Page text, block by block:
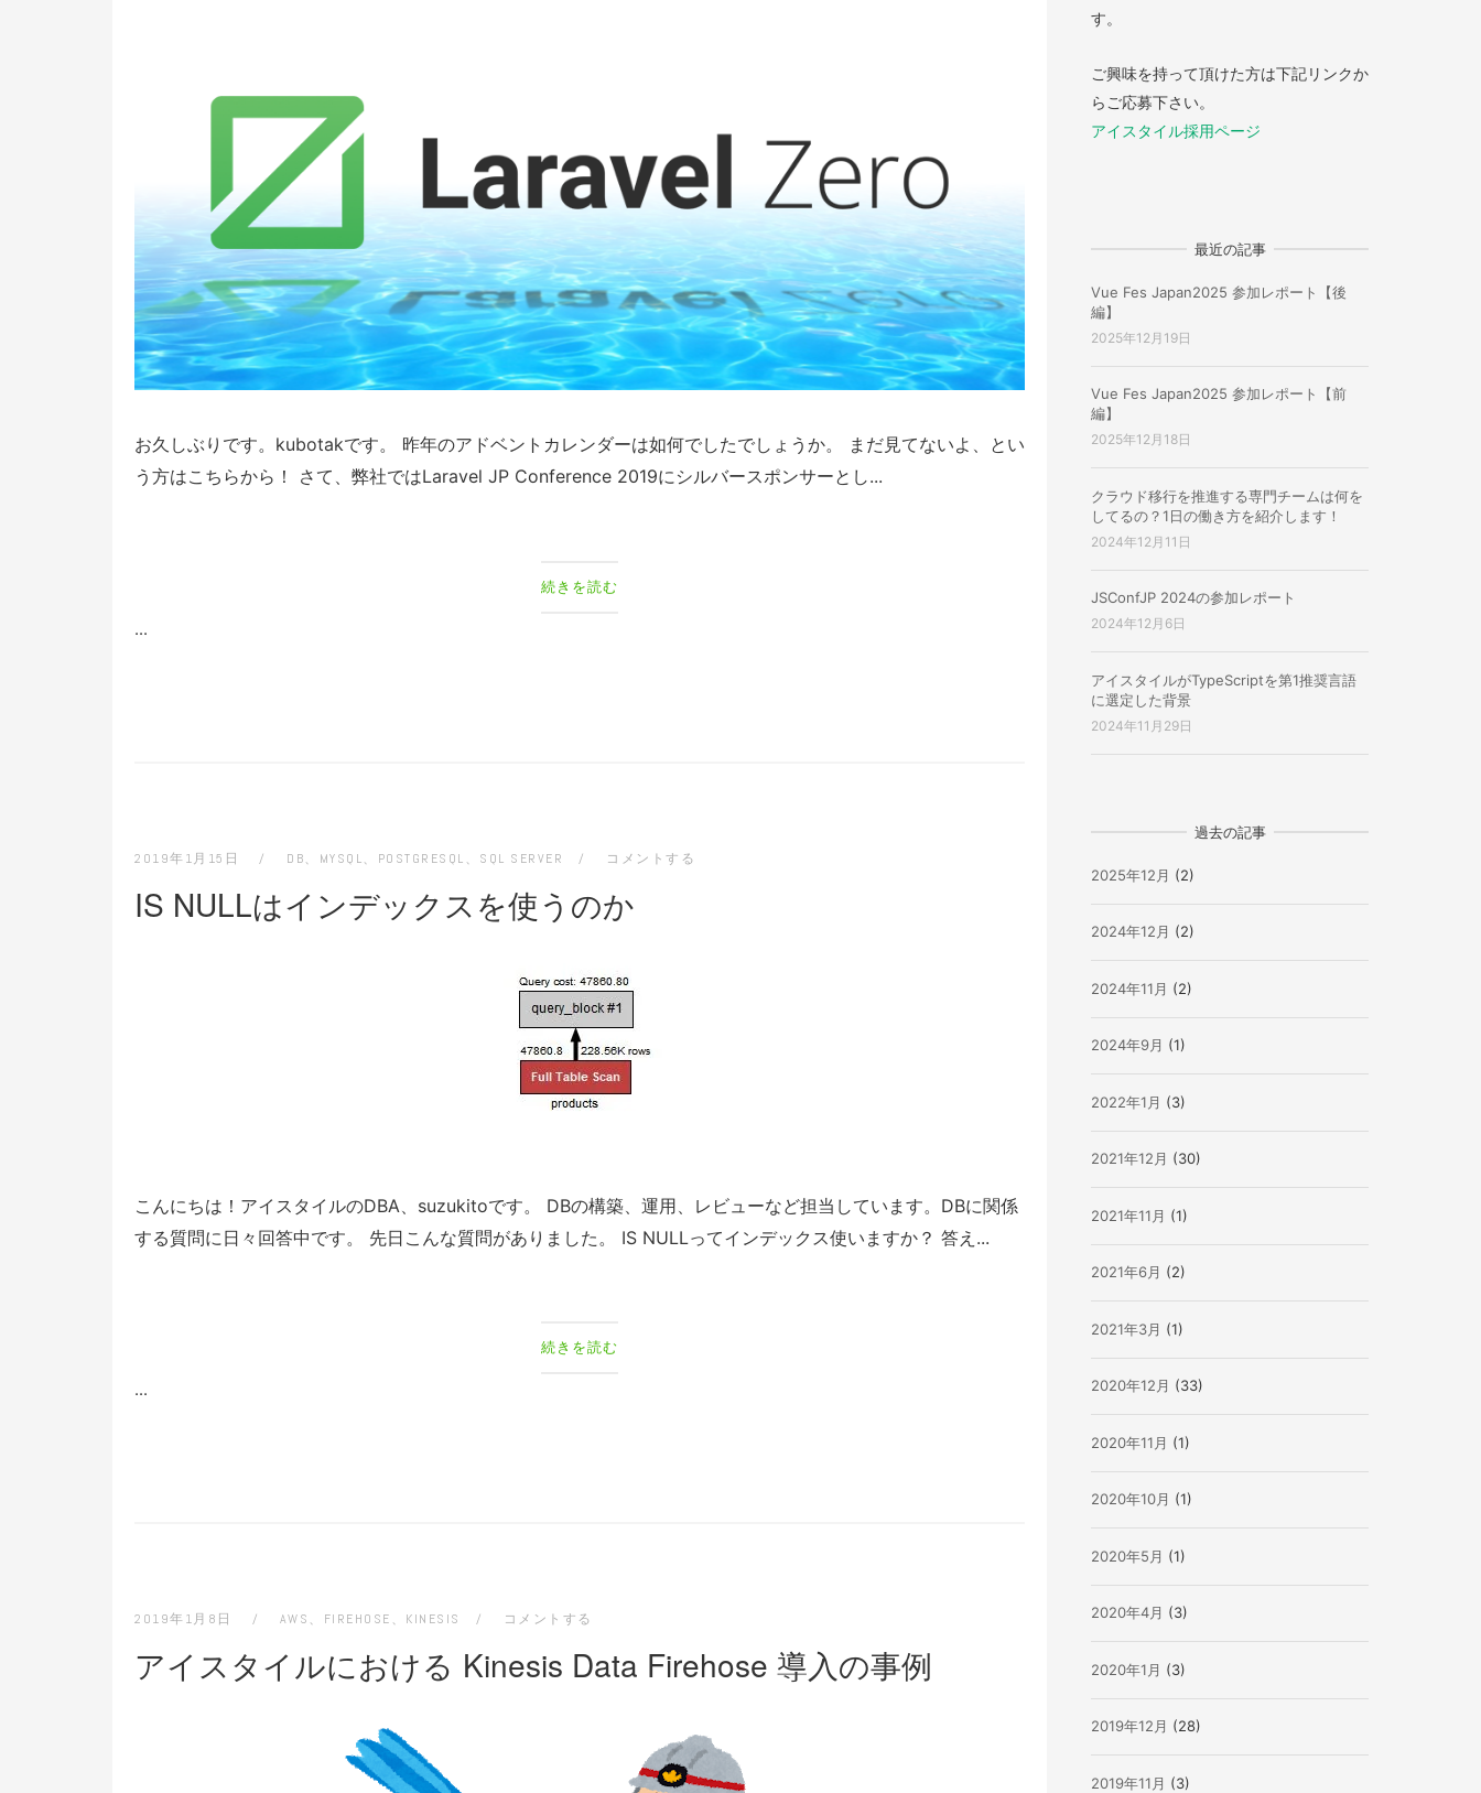
お久しぶりです。kubotakです。 昨年のアドベントカレンダーは如何でしたでしょうか。 まだ見てないよ、とい
う方はこちらから！ さて、弊社ではLaravel JP Conference 2019にシルバースポンサーとし...
続きを読む
...
2019年1月15日 DB、 MYSQL、 POSTGRESQL、 SQL SERVER コメントする
IS NULLはインデックスを使うのか
こんにちは！アイスタイルのDBA、suzukitoです。 DBの構築、運用、レビューなど担当しています。DBに関係
する質問に日々回答中です。 先日こんな質問がありました。 IS NULLってインデックス使いますか？ 答え...
続きを読む
...
2019年1月8日 AWS、 FIREHOSE、 KINESIS コメントする
アイスタイルにおける Kinesis Data Firehose 導入の事例
す。
ご興味を持って頂けた方は下記リンクか
らご応募下さい。
アイスタイル採用ページ
最近の記事
Vue Fes Japan2025 参加レポート【後
編】
2025年12月19日
Vue Fes Japan2025 参加レポート【前
編】
2025年12月18日
クラウド移行を推進する専門チームは何を
してるの？1日の働き方を紹介します！
2024年12月11日
JSConfJP 2024の参加レポート
2024年12月6日
アイスタイルがTypeScriptを第1推奨言語
に選定した背景
2024年11月29日
過去の記事
2025年12月 (2)
2024年12月 (2)
2024年11月 (2)
2024年9月 (1)
2022年1月 (3)
2021年12月 (30)
2021年11月 (1)
2021年6月 (2)
2021年3月 (1)
2020年12月 (33)
2020年11月 (1)
2020年10月 (1)
2020年5月 (1)
2020年4月 (3)
2020年1月 (3)
2019年12月 (28)
2019年11月 (3)